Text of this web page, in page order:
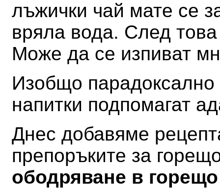
лъжички чай мате се
вряла вода. След
Може да се изпиват
Изобщо парадоксално
напитки подпомагат
Днес добавяме
препоръките за
ободряване в